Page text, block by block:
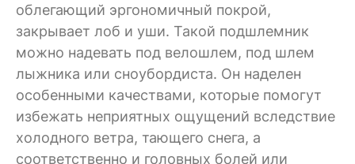
облегающий эргономичный покрой,
закрывает лоб и уши. Такой подшлемник
можно надевать под велошлем, под шлем
лыжника или сноубордиста. Он наделен
особенными качествами, которые помогут
избежать неприятных ощущений вследствие
холодного ветра, тающего снега, а
соответственно и головных болей или